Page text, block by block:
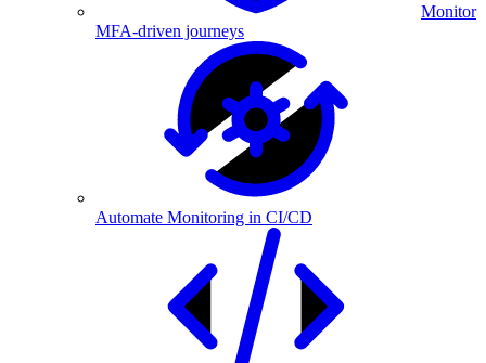
Monitor
MFA-driven journeys
Automate Monitoring in CI/CD